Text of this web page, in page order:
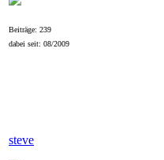
Beiträge: 239
dabei seit: 08/2009
steve